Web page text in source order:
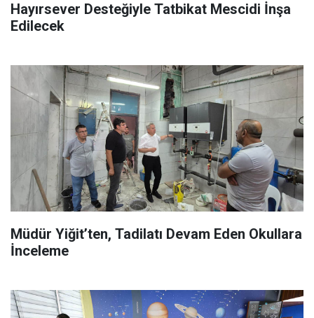
Hayırsever Desteğiyle Tatbikat Mescidi İnşa
Edilecek
Müdür Yiğit’ten, Tadilatı Devam Eden Okullara
İnceleme